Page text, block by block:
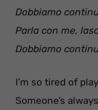
Dobbiamo
Parla con me,
Dobbiamo
I’m so tired of
Someone’s